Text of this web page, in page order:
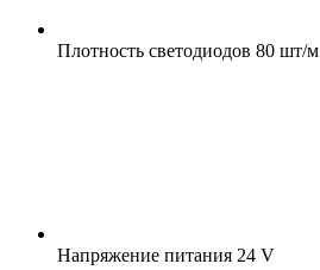
Плотность светодиодов 80 шт/м
Напряжение питания 24 V